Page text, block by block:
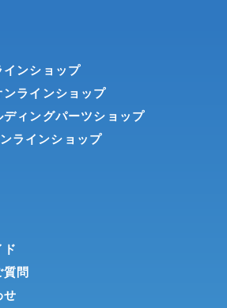
インショップ
ンラインショップ
ディングパーツショップ
ラインショップ
ド
問
せ